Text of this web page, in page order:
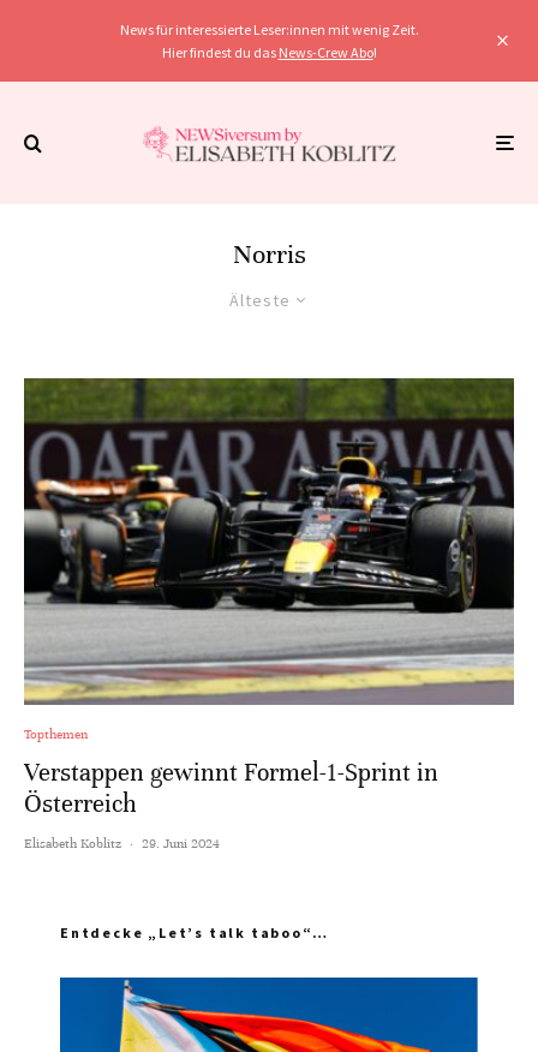
News für interessierte Leser:innen mit wenig Zeit.
Hier findest du das News-Crew Abo!
Norris
Älteste
Topthemen
Verstappen gewinnt Formel-1-Sprint in
Österreich
Elisabeth Koblitz · 29. Juni 2024
Entdecke „Let’s talk taboo“…